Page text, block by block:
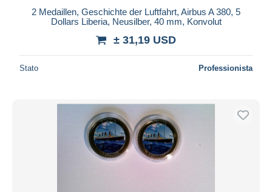
2 Medaillen, Geschichte der Luftfahrt, Airbus A 380, 5
Dollars Liberia, Neusilber, 40 mm, Konvolut
± 31,19 USD
Stato Professionista